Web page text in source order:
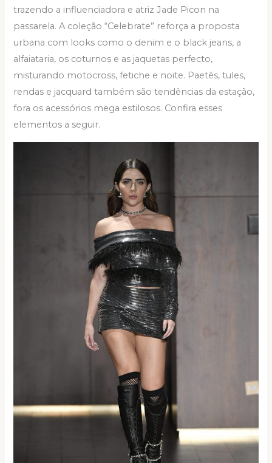
trazendo a influenciadora e atriz Jade Picon na
passarela. A coleção “Celebrate” reforça a proposta
urbana com looks como o denim e o black jeans, a
alfaiataria, os coturnos e as jaquetas perfecto,
misturando motocross, fetiche e noite. Paetês, tules,
rendas e jacquard também são tendências da estação,
fora os acessórios mega estilosos. Confira esses
elementos a seguir.